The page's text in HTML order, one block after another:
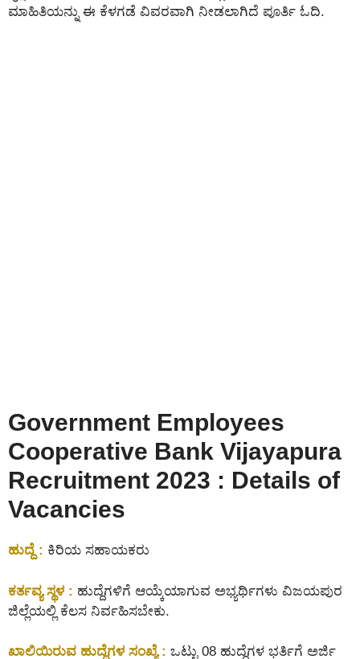
ಮಾಹಿತಿಯನ್ನು ಈ ಕೆಳಗಡೆ ವಿವರವಾಗಿ ನೀಡಲಾಗಿದೆ ಪೂರ್ತಿ ಓದಿ.
Government Employees
Cooperative Bank Vijayapura
Recruitment 2023 : Details of
Vacancies
ಹುದ್ದೆ : ಕಿರಿಯ ಸಹಾಯಕರು
ಕರ್ತವ್ಯ ಸ್ಥಳ : ಹುದ್ದೆಗಳಿಗೆ ಆಯ್ಕೆಯಾಗುವ ಅಭ್ಯರ್ಥಿಗಳು ವಿಜಯಪುರ
ಜಿಲ್ಲೆಯಲ್ಲಿ ಕೆಲಸ ನಿರ್ವಹಿಸಬೇಕು.
ಖಾಲಿಯಿರುವ ಹುದ್ದೆಗಳ ಸಂಖ್ಯೆ : ಒಟ್ಟು 08 ಹುದ್ದೆಗಳ ಭರ್ತಿಗೆ ಅರ್ಜಿ